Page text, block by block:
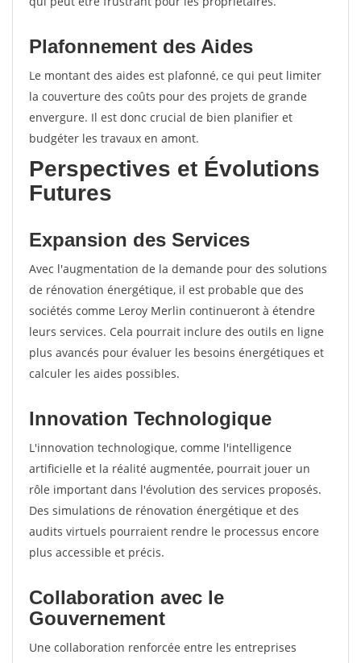
Plafonnement des Aides
Le montant des aides est plafonné, ce qui peut limiter
la couverture des coûts pour des projets de grande
envergure. Il est donc crucial de bien planifier et
budgéter les travaux en amont.
Perspectives et Évolutions
Futures
Expansion des Services
Avec l'augmentation de la demande pour des solutions
de rénovation énergétique, il est probable que des
sociétés comme Leroy Merlin continueront à étendre
leurs services. Cela pourrait inclure des outils en ligne
plus avancés pour évaluer les besoins énergétiques et
calculer les aides possibles.
Innovation Technologique
L'innovation technologique, comme l'intelligence
artificielle et la réalité augmentée, pourrait jouer un
rôle important dans l'évolution des services proposés.
Des simulations de rénovation énergétique et des
audits virtuels pourraient rendre le processus encore
plus accessible et précis.
Collaboration avec le
Gouvernement
Une collaboration renforcée entre les entreprises